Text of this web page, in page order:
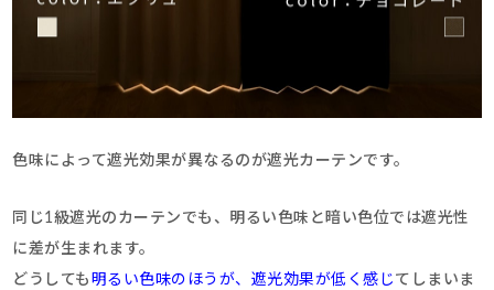
色味によって遮光効果が異なるのが遮光カーテンです。
同じ1級遮光のカーテンでも、明るい色味と暗い色位では遮光性
に差が生まれます。
どうしても 明るい色味のほうが、遮光効果が低く感じ てしまいま